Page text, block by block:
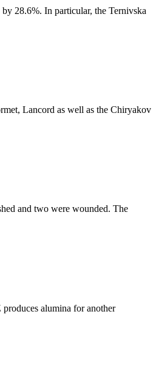
28.6%. In particular, the Ternivska
Lancord as well as the Chiryakov
and two were wounded. The
alumina for another